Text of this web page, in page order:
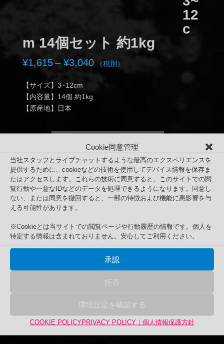
Cookie同意管理
当社スタッフとライブチャットするような最高のエクスペリエンスを
提供するために、cookieなどの技術を使用してデバイス情報を保存ま
たはアクセスします。これらの技術に同意すると、このサイトでの閲
覧行動や一意なIDなどのデータを処理できるようになります。同意し
ない、または同意を撤回すると、一部の特徴および機能に悪影響を与
える可能性があります。
※Cookieとは当サイトでの閲覧ページや行動履歴の情報です。個人を
特定する情報は含まれておりません。安心してご利用ください。
承認
拒否
環境設定を確認する
COOKIE POLICYPRIVACY POLICY｜個人情報保護方針
12
c
m 14個セット 約1kg
¥1,615– ¥3,040価
格
（税別）
【サイズ】3~12cm
【内容量】14個 約1kg
【原産地】日本
【色】黒系
【JANコード】4571373503543
【出荷必要日数】決済確認後当日発送（締切時間：営業
日の正午）
¥2,500元
の
価
は
た。
¥2,375現
在
の
格
で
す。
（税別）
残り在庫5個
高
過
お買い物カゴに追加
ーにある「会員専用ページ」にて会員登
録を行ってからお問い合わせください。